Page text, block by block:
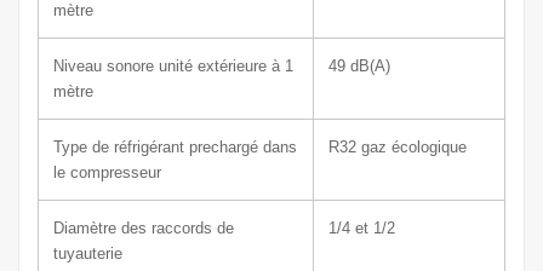
mètre
Niveau sonore unité extérieure à 1
mètre
49 dB(A)
Type de réfrigérant prechargé dans
le compresseur
R32 gaz écologique
Diamètre des raccords de
tuyauterie
1/4 et 1/2